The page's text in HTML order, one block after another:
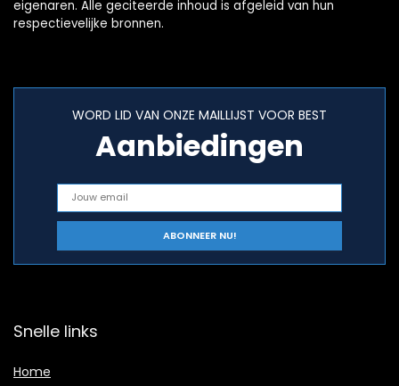
eigenaren. Alle geciteerde inhoud is afgeleid van hun
respectievelijke bronnen.
WORD LID VAN ONZE MAILLIJST VOOR BEST
Aanbiedingen
Snelle links
Home